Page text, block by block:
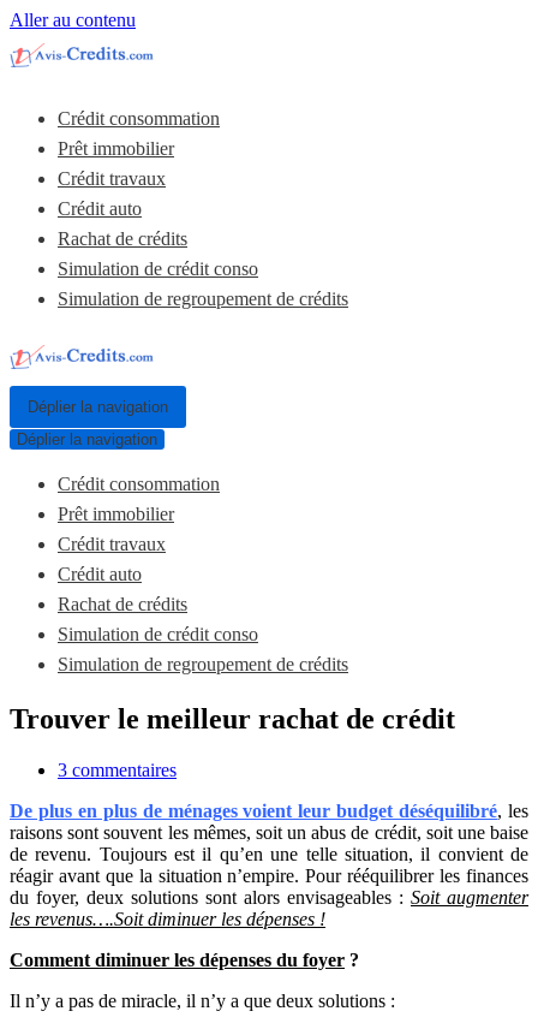
Aller au contenu
Crédit consommation
Prêt immobilier
Crédit travaux
Crédit auto
Rachat de crédits
Simulation de crédit conso
Simulation de regroupement de crédits
Déplier la navigation
Déplier la navigation
Crédit consommation
Prêt immobilier
Crédit travaux
Crédit auto
Rachat de crédits
Simulation de crédit conso
Simulation de regroupement de crédits
Trouver le meilleur rachat de crédit
3 commentaires
De plus en plus de ménages voient leur budget déséquilibré, les
raisons sont souvent les mêmes, soit un abus de crédit, soit une baise
de revenu. Toujours est il qu’en une telle situation, il convient de
réagir avant que la situation n’empire. Pour rééquilibrer les finances
du foyer, deux solutions sont alors envisageables : Soit augmenter
les revenus….Soit diminuer les dépenses !
Comment diminuer les dépenses du foyer ?
Il n’y a pas de miracle, il n’y a que deux solutions :